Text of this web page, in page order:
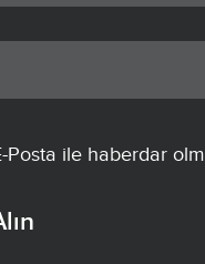
Posta ile haberdar